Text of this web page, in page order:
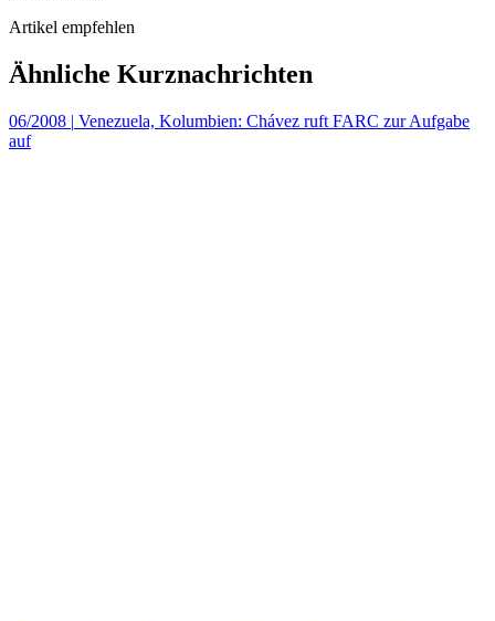
Artikel empfehlen
Ähnliche Kurznachrichten
06/2008 | Venezuela, Kolumbien: Chávez ruft FARC zur Aufgabe
auf